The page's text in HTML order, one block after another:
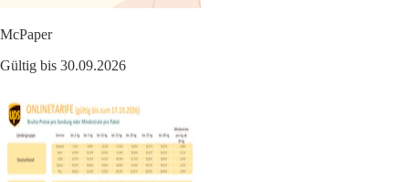
McPaper
Gültig bis 30.09.2026